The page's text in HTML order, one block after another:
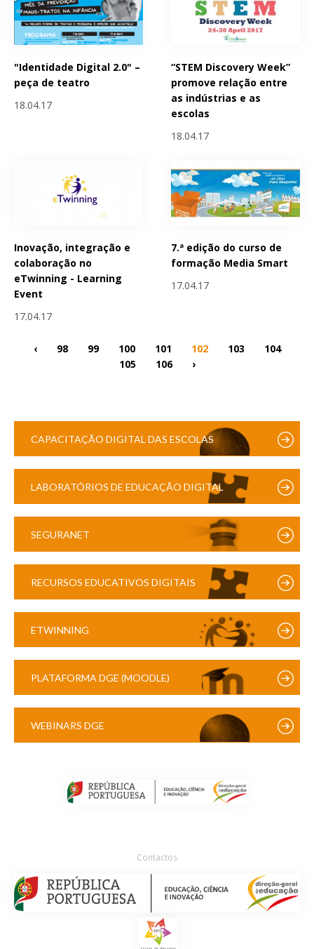
"Identidade Digital 2.0" –
peça de teatro
18.04.17
“STEM Discovery Week”
promove relação entre
as indústrias e as
escolas
18.04.17
Inovação, integração e
colaboração no
eTwinning - Learning
Event
17.04.17
7.ª edição do curso de
formação Media Smart
17.04.17
‹ 98 99 100 101 102 103
104
105
106 ›
CAPACITAÇÃO DIGITAL DAS ESCOLAS
LABORATÓRIOS DE EDUCAÇÃO DIGITAL
SEGURANET
RECURSOS EDUCATIVOS DIGITAIS
ETWINNING
PLATAFORMA DGE (MOODLE)
WEBINARS DGE
Contactos